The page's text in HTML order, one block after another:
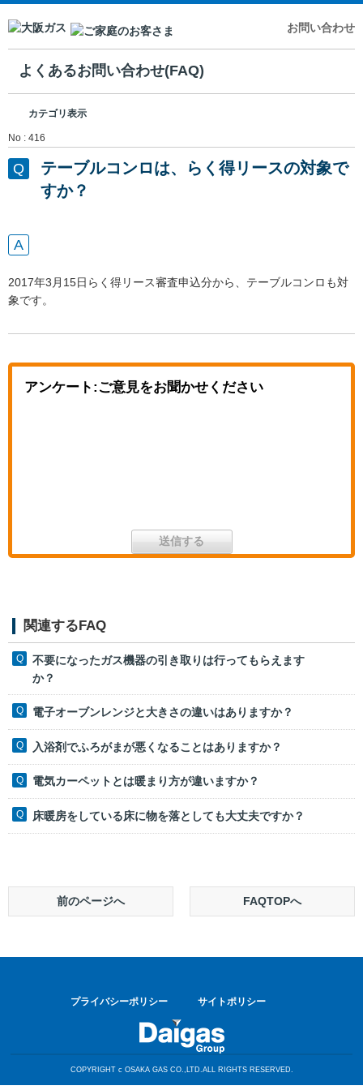
お問い合わせ
よくあるお問い合わせ(FAQ)
カテゴリ表示
No : 416
テーブルコンロは、らく得リースの対象で
すか？
2017年3月15日らく得リース審査申込分から、テーブルコンロも対
象です。
アンケート:ご意見をお聞かせください
関連するFAQ
不要になったガス機器の引き取りは行ってもらえます
か？
電子オーブンレンジと大きさの違いはありますか？
入浴剤でふろがまが悪くなることはありますか？
電気カーペットとは暖まり方が違いますか？
床暖房をしている床に物を落としても大丈夫ですか？
前のページへ FAQTOPへ
プライバシーポリシー サイトポリシー
COPYRIGHT c OSAKA GAS CO.,LTD.ALL RIGHTS RESERVED.